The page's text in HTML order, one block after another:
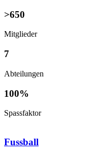
>650
Mitglieder
7
Abteilungen
100%
Spassfaktor
Fussball